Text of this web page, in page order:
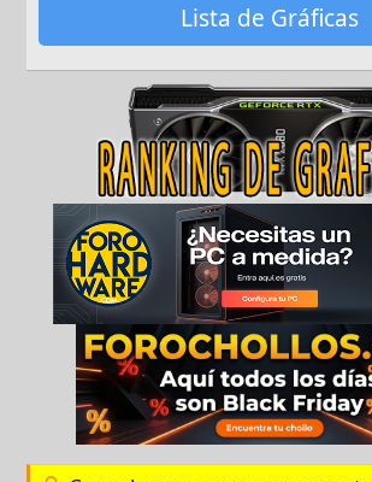
Lista de Gráficas